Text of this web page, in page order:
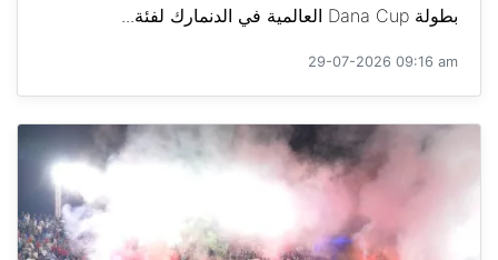
بطولة Dana Cup العالمية في الدنمارك لفئة...
29-07-2026 09:16 am